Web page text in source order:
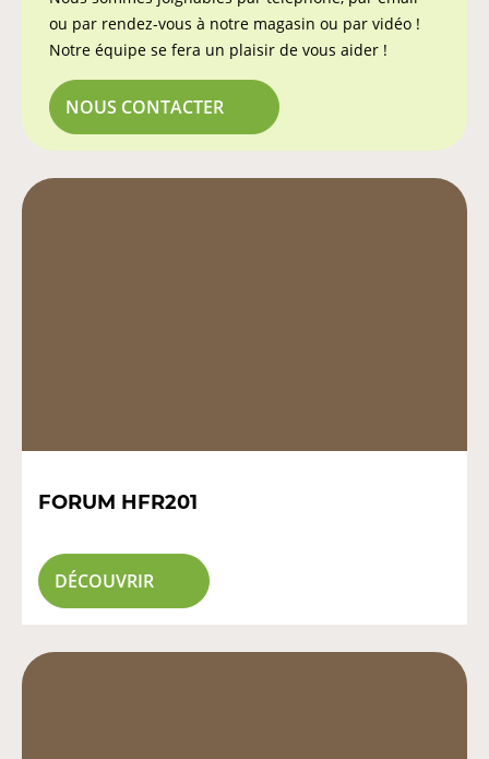
ou par rendez-vous à notre magasin ou par vidéo !
Notre équipe se fera un plaisir de vous aider !
NOUS CONTACTER
FORUM HFR201
DÉCOUVRIR